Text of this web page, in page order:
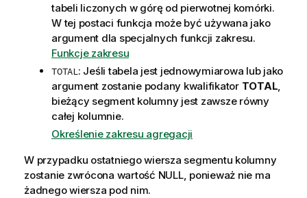
tabeli liczonych w górę od pierwotnej komórki.
W tej postaci funkcja może być używana jako
argument dla specjalnych funkcji zakresu.
Funkcje zakresu
TOTAL: Jeśli tabela jest jednowymiarowa lub jako
argument zostanie podany kwalifikator TOTAL,
bieżący segment kolumny jest zawsze równy
całej kolumnie.
Określenie zakresu agregacji
W przypadku ostatniego wiersza segmentu kolumny
zostanie zwrócona wartość NULL, ponieważ nie ma
żadnego wiersza pod nim.